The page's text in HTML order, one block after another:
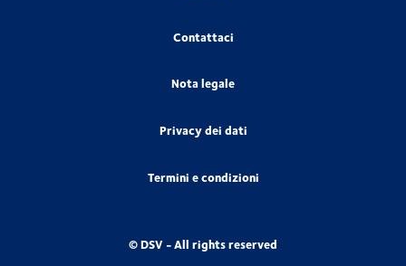
Contattaci
Nota legale
Privacy dei dati
Termini e condizioni
© DSV - All rights reserved